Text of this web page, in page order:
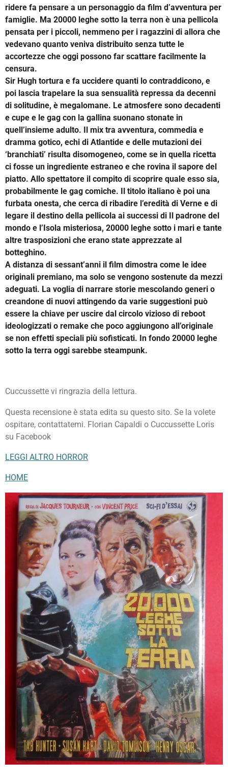
ridere fa pensare a un personaggio da film d’avventura per
famiglie. Ma 20000 leghe sotto la terra non è una pellicola
pensata per i piccoli, nemmeno per i ragazzini di allora che
vedevano quanto veniva distribuito senza tutte le
accortezze che oggi possono far scattare facilmente la
censura.
Sir Hugh tortura e fa uccidere quanti lo contraddicono, e
poi lascia trapelare la sua sensualità repressa da decenni
di solitudine, è megalomane. Le atmosfere sono decadenti
e cupe e le gag con la gallina suonano stonate in
quell’insieme adulto. Il mix tra avventura, commedia e
dramma gotico, echi di Atlantide e delle mutazioni dei
‘branchiati’ risulta disomogeneo, come se in quella ricetta
ci fosse un ingrediente estraneo e che rovina il sapore del
piatto. Allo spettatore il compito di scoprire quale esso sia,
probabilmente le gag comiche. Il titolo italiano è poi una
furbata onesta, che cerca di ribadire l’eredità di Verne e di
legare il destino della pellicola ai successi di Il padrone del
mondo e l’Isola misteriosa, 20000 leghe sotto i mari e tante
altre trasposizioni che erano state apprezzate al
botteghino.
A distanza di sessant’anni il film dimostra come le idee
originali premiano, ma solo se vengono sostenute da mezzi
adeguati. La voglia di narrare storie mescolando generi o
creandone di nuovi attingendo da varie suggestioni può
essere la chiave per uscire dal circolo vizioso di reboot
ideologizzati o remake che poco aggiungono all’originale
se non effetti speciali più sofisticati. In fondo 20000 leghe
sotto la terra oggi sarebbe steampunk.
Cuccussette vi ringrazia della lettura.
Questa recensione è stata edita su questo sito. Se la volete
ospitare, contattatemi. Florian Capaldi o Cuccussette Loris
su Facebook
LEGGI ALTRO HORROR
HOME